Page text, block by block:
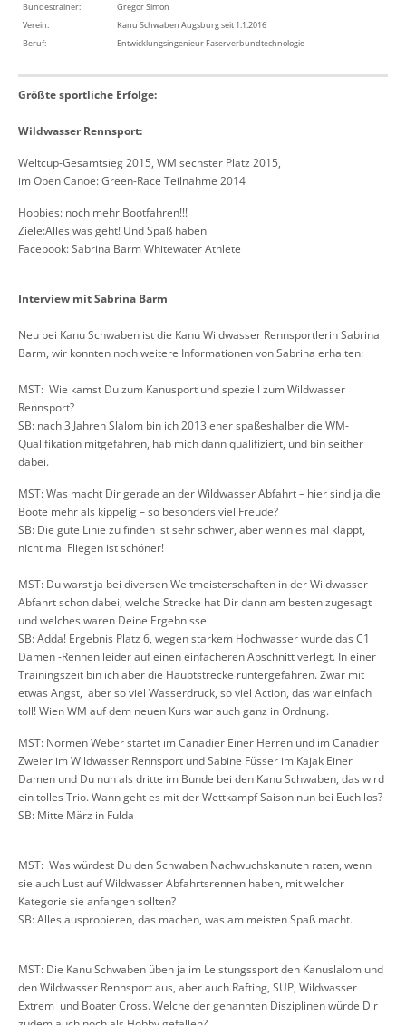
Bundestrainer:
Verein:
Beruf:
Gregor Simon
Kanu Schwaben Augsburg seit 1.1.2016
Entwicklungsingenieur Faserverbundtechnologie
Größte sportliche Erfolge:
Wildwasser Rennsport:
Weltcup-Gesamtsieg 2015, WM sechster Platz 2015,
im Open Canoe: Green-Race Teilnahme 2014
Hobbies: noch mehr Bootfahren!!!
Ziele:Alles was geht! Und Spaß haben
Facebook: Sabrina Barm Whitewater Athlete
Interview mit Sabrina Barm
Neu bei Kanu Schwaben ist die Kanu Wildwasser Rennsportlerin Sabrina
Barm, wir konnten noch weitere Informationen von Sabrina erhalten:
MST: Wie kamst Du zum Kanusport und speziell zum Wildwasser
Rennsport?
SB: nach 3 Jahren Slalom bin ich 2013 eher spaßeshalber die WM-
Qualifikation mitgefahren, hab mich dann qualifiziert, und bin seither
dabei.
MST: Was macht Dir gerade an der Wildwasser Abfahrt – hier sind ja die
Boote mehr als kippelig – so besonders viel Freude?
SB: Die gute Linie zu finden ist sehr schwer, aber wenn es mal klappt,
nicht mal Fliegen ist schöner!
MST: Du warst ja bei diversen Weltmeisterschaften in der Wildwasser
Abfahrt schon dabei, welche Strecke hat Dir dann am besten zugesagt
und welches waren Deine Ergebnisse.
SB: Adda! Ergebnis Platz 6, wegen starkem Hochwasser wurde das C1
Damen -Rennen leider auf einen einfacheren Abschnitt verlegt. In einer
Trainingszeit bin ich aber die Hauptstrecke runtergefahren. Zwar mit
etwas Angst, aber so viel Wasserdruck, so viel Action, das war einfach
toll! Wien WM auf dem neuen Kurs war auch ganz in Ordnung.
MST: Normen Weber startet im Canadier Einer Herren und im Canadier
Zweier im Wildwasser Rennsport und Sabine Füsser im Kajak Einer
Damen und Du nun als dritte im Bunde bei den Kanu Schwaben, das wird
ein tolles Trio. Wann geht es mit der Wettkampf Saison nun bei Euch los?
SB: Mitte März in Fulda
MST: Was würdest Du den Schwaben Nachwuchskanuten raten, wenn
sie auch Lust auf Wildwasser Abfahrtsrennen haben, mit welcher
Kategorie sie anfangen sollten?
SB: Alles ausprobieren, das machen, was am meisten Spaß macht.
MST: Die Kanu Schwaben üben ja im Leistungssport den Kanuslalom und
den Wildwasser Rennsport aus, aber auch Rafting, SUP, Wildwasser
Extrem und Boater Cross. Welche der genannten Disziplinen würde Dir